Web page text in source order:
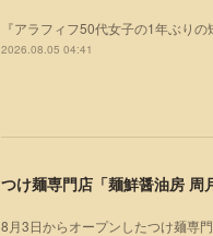
『アラフィフ50代女子の1年ぶりの
2026.08.05 04:41
つけ麺専門店「麺鮮醤油房 周
8月3日からオープンしたつけ麺専